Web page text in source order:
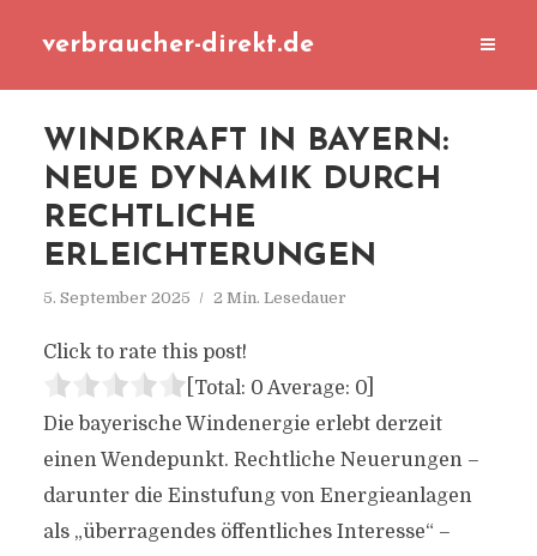
verbraucher-direkt.de
WINDKRAFT IN BAYERN:
NEUE DYNAMIK DURCH
RECHTLICHE
ERLEICHTERUNGEN
5. September 2025 2 Min. Lesedauer
Click to rate this post!
[Total: 0 Average: 0]
Die bayerische Windenergie erlebt derzeit
einen Wendepunkt. Rechtliche Neuerungen –
darunter die Einstufung von Energieanlagen
als „überragendes öffentliches Interesse“ –